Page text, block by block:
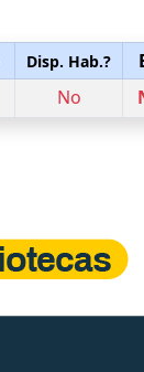
Disp. Hab.?
No